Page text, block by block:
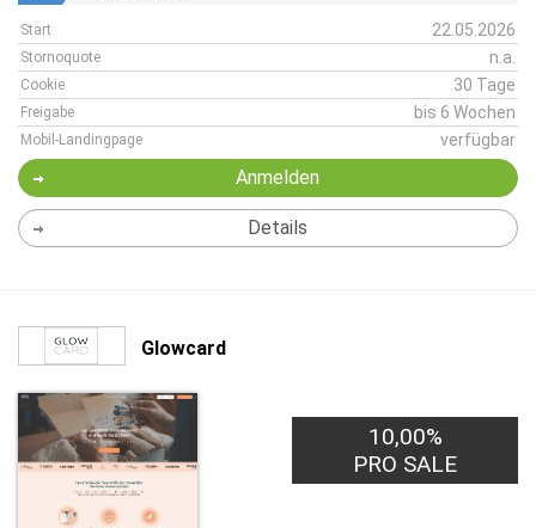
Start 22.05.2026
Stornoquote n.a.
Cookie 30 Tage
Freigabe bis 6 Wochen
Mobil-Landingpage verfügbar
Anmelden
Details
Glowcard
10,00%
PRO SALE